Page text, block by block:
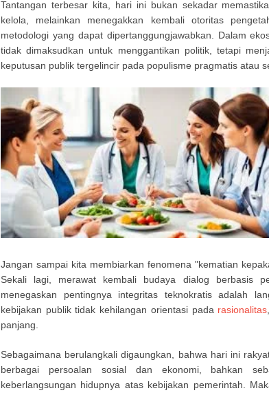
Tantangan terbesar kita, hari ini bukan sekadar
kelola, melainkan menegakkan kembali otoritas
metodologi yang dapat dipertanggungjawabkan. Dalam
tidak dimaksudkan untuk menggantikan politik, tetapi
keputusan publik tergelincir pada populisme pragmatis atau
Jangan sampai kita membiarkan fenomena "kematian
Sekali lagi, merawat kembali budaya dialog berbasis
menegaskan pentingnya integritas teknokratis adalah
kebijakan publik tidak kehilangan orientasi pada rasionalitas
panjang.
Sebagaimana berulangkali digaungkan, bahwa hari ini
berbagai persoalan sosial dan ekonomi, bahkan
keberlangsungan hidupnya atas kebijakan pemerintah.